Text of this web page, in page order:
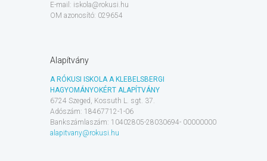
E-mail: iskola@rokusi.hu
OM azonosító: 029654
Alapítvány
A RÓKUSI ISKOLA A KLEBELSBERGI
HAGYOMÁNYOKÉRT ALAPÍTVÁNY
6724 Szeged, Kossuth L. sgt. 37.
Adószám: 18467712-1-06
Bankszámlaszám: 10402805-28030694- 00000000
alapitvany@rokusi.hu